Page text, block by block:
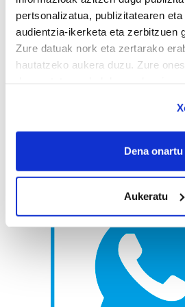
pertsonalizatua, publizitatearen eta
audientzia-ikerketa eta zerbitzuen
Zure datuak nork eta zertarako
hautatzeko aukera duzu. Zure
If you allow, we would also like to:
Collect information about
meters
Identify your device by
specific characteristics
Find out more about how your
and set your preferences in the
Guk eta gure bazkideek zure datu
prozesatzen ditugu, zure IP
Dena onartu
Aukeratu